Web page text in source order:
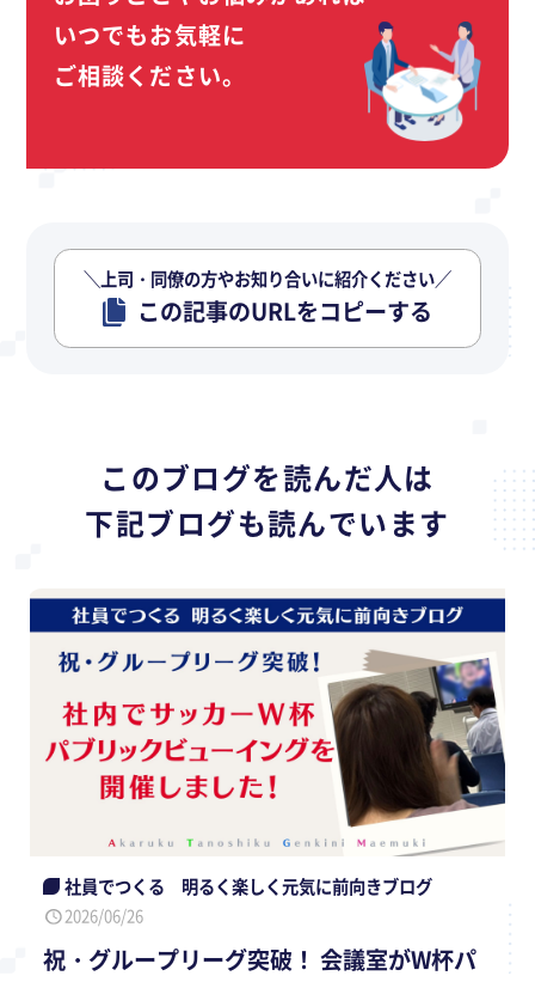
いつでもお気軽に
ご相談ください。
＼上司・同僚の方やお知り合いに紹介ください／
この記事のURLをコピーする
このブログを読んだ人は
下記ブログも読んでいます
社員でつくる 明るく楽しく元気に前向きブログ
2026/06/26
祝・グループリーグ突破！ 会議室がW杯パ